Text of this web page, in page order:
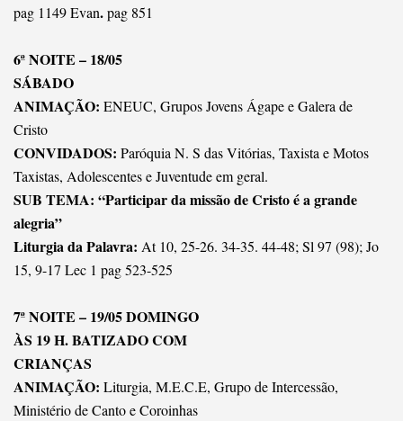
pag 1149 Evan.pag 851
6ª NOITE – 18/05
SÁBADO
ANIMAÇÃO: ENEUC, Grupos Jovens Ágape e Galera de
Cristo
CONVIDADOS: Paróquia N. S das Vitórias, Taxista e Motos
Taxistas, Adolescentes e Juventude em geral.
SUB TEMA: “Participar da missão de Cristo é a grande
alegria”
Liturgia da Palavra: At 10, 25-26. 34-35. 44-48; Sl 97 (98); Jo
15, 9-17 Lec 1 pag 523-525
7ª NOITE – 19/05 DOMINGO
ÀS 19 H. BATIZADO COM
CRIANÇAS
ANIMAÇÃO: Liturgia, M.E.C.E, Grupo de Intercessão,
Ministério de Canto e Coroinhas